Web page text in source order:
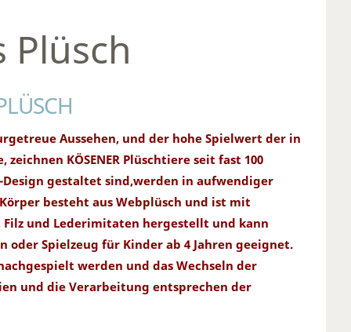
Aussehen, und der hohe Spielwert der in
KÖSENER Plüschtiere seit fast 100
Design gestaltet sind,werden in aufwendiger
besteht aus Webplüsch und ist mit
und Lederimitaten hergestellt und kann
Spielzeug für Kinder ab 4 Jahren geeignet.
werden und das Wechseln der
und die Verarbeitung entsprechen der